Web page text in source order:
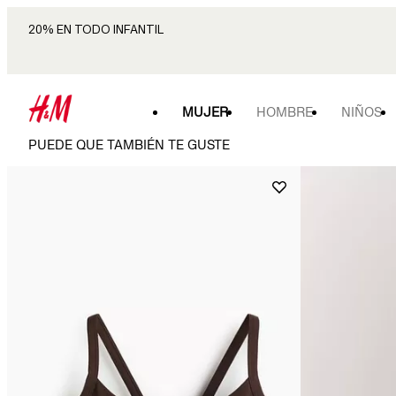
20% EN TODO INFANTIL
MUJER HOMBRE NIÑOS
PUEDE QUE TAMBIÉN TE GUSTE